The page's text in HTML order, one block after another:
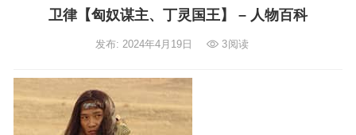
卫律【匈奴谋主、丁灵国王】 – 人物百科
发布: 2024年4月19日 3阅读